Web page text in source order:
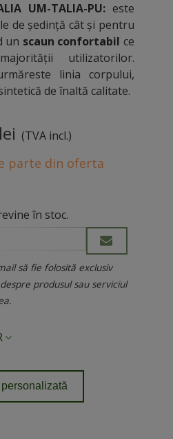
UM-TALIA-PU: este
de ședință cât și pentru
un scaun confortabil ce
utilizatorilor.
linia corpului,
de înaltă calitate.
(TVA incl.)
parte din oferta
în stoc.
să fie folosită exclusiv
produsul sau serviciul